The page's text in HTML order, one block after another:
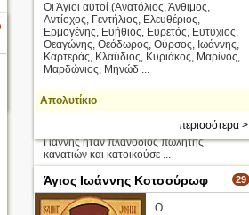
Μπάρμπα Γιάννης
ο Κανατάς
χαρακτηριστικότερους Αθηναίους της
περιόδου που έζησε στην Αθήνα την
εικοσαετία 1860 - 1880. Ο μπαρμπα-
Γιάννης ήταν πλανόδιος πωλητής
κανατιών και κατοικούσε ...
περισσότερα >
Οι Άγιοι αυτοί (Ανατόλιος, Άνθιμος,
Αντίοχος, Γεντήλιος, Ελευθέριος,
Ερμογένης, Ευήθιος, Ευρετός, Ευτύχιος,
Θεαγώνης, Θεόδωρος, Θύρσος, Ιωάννης,
Καρτεράς, Κλαύδιος, Κυριάκος, Μαρίνος,
Μαρδώνιος, Μηνώδ ...
Απολυτίκιο
περισσότερα >
29
Άγιος Ιωάννης Κοτσούρωφ
Ο